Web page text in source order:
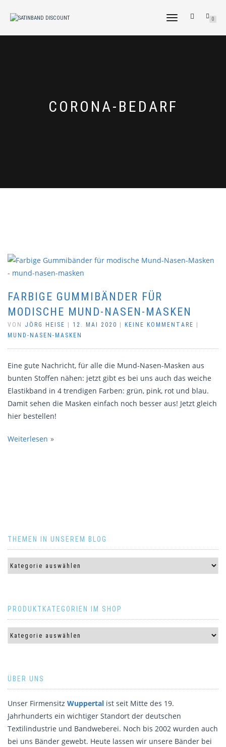
NAVIGATION
0
TAG:
CORONA-BEDARF
FARBIGE GUMMIBÄNDER FÜR
MODISCHE MUND-NASEN-MASKEN
VON JÖRG HEISE 12. MAI 2020 KEINE KOMMENTARE
MUND-NASEN-MASKEN
Eine gute Nachricht, für alle die Mund-Nasen-Masken aus
bunten Stoffen nähen: jetzt gibt es bei uns auch das weiche
Elastikband in 4 trendigen Farben: grün, pink, rot und blau.
Damit sehen die Masken einfach noch besser aus! Jetzt gleich
hier bestellen!
Weiterlesen
THEMEN IN UNSEREM BLOG
PRODUKTKATEGORIEN IM SHOP
ÜBER UNS
Unser Firmensitz Wuppertal ist seit Mitte des 19.
Jahrhunderts ein wichtiger Standort der deutschen
Textilindustrie und Bandweberei. Noch bis 2002 wurden auch
bei uns Bänder gewebt. Heute lassen wir unsere Bänder bei